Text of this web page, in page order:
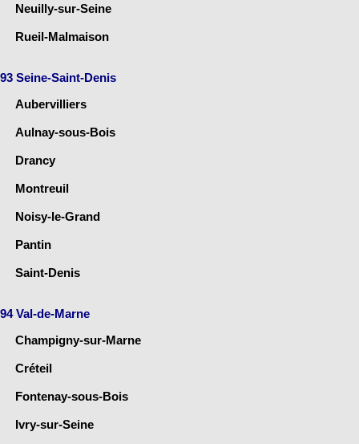
Neuilly-sur-Seine
Rueil-Malmaison
93 Seine-Saint-Denis
Aubervilliers
Aulnay-sous-Bois
Drancy
Montreuil
Noisy-le-Grand
Pantin
Saint-Denis
94 Val-de-Marne
Champigny-sur-Marne
Créteil
Fontenay-sous-Bois
Ivry-sur-Seine